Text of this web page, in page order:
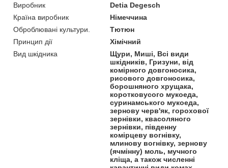
Виробник
Detia Degesch
Країна виробник
Німеччина
Оброблювані культури.
Тютюн
Принцип дії
Хімічний
Вид шкідника
Щури, Миші, Всі види
шкідників, Гризуни, від
комірного довгоносика,
рисового довгоносика,
борошняного хрущака,
коротковусого мукоеда,
суринамського мукоеда,
зернову черв'як, горохової
зернівки, квасоляного
зернівки, південну
комірцеву вогнівку,
млинову вогнівку, зернову
(ячмінну) моль, мучного
кліща, а також численні